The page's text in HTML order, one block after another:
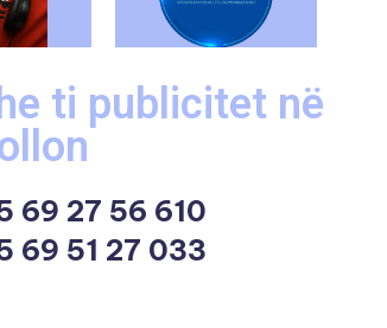
ti publicitet në
69 27 56 610
69 51 27 033